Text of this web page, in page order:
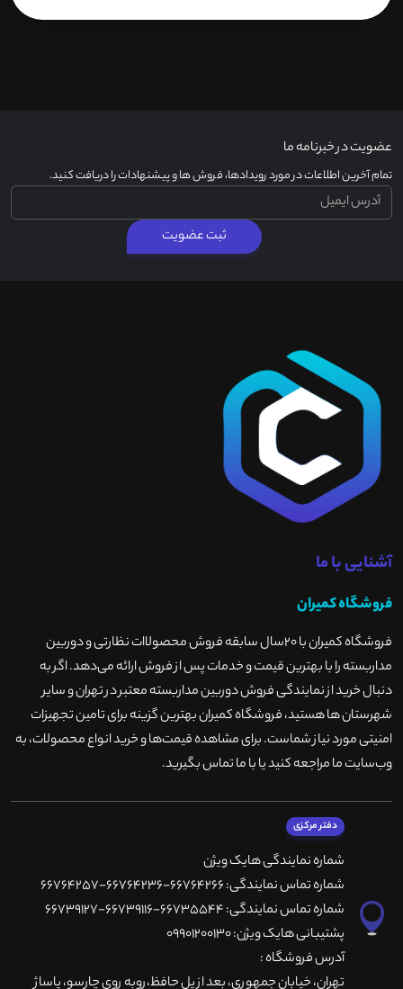
عضویت در خبرنامه ما
تمام آخرین اطلاعات در مورد رویدادها، فروش ها و پیشنهادات را دریافت کنید.
ثبت عضویت
آشنایی با ما
فروشگاه کمیران
فروشگاه کمیران با ۲۰سال سابقه فروش محصولاات نظارتی و دوربین
مداربسته را با بهترین قیمت و خدمات پس از فروش ارائه می‌دهد. اگر به
دنبال خرید از نمایندگی فروش دوربین مداربسته معتبر در تهران و سایر
شهرستان ها هستید، فروشگاه کمیران بهترین گزینه برای تامین تجهیزات
امنیتی مورد نیاز شماست. برای مشاهده قیمت‌ها و خرید انواع محصولات، به
وب‌سایت ما مراجعه کنید یا با ما تماس بگیرید.
دفتر مرکزی
شماره نمایندگی هایک ویژن
شماره تماس نمایندگی: 66764266-66764236-66764257
شماره تماس نمایندگی: 66735544-66739116-66739127
پشتیبانی هایک ویژن: 09901200130
آدرس فروشگاه :
تهران، خيابان جمهوری، بعد از پل حافظ،روبه روی چارسو، پاساژ